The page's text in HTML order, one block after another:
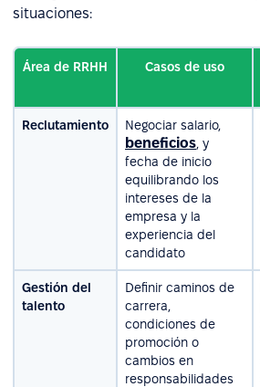
situaciones:
Área de RRHH Casos de uso
Reclutamiento Negociar salario,
beneficios, y
fecha de inicio
equilibrando los
intereses de la
empresa y la
experiencia del
candidato
Gestión del
talento
Definir caminos de
carrera,
condiciones de
promoción o
cambios en
responsabilidades